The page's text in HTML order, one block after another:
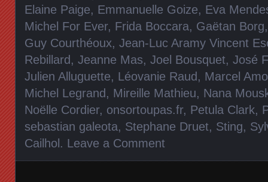
Elaine Paige, Emmanuelle Goize, Eva
Michel For Ever, Frida Boccara, Gaëtan Borg
Guy Courthéoux, Jean-Luc Aramy Vincent
Rebillard, Jeanne Mas, Joel Bousquet, José
Julien Alluguette, Léovanie Raud, Marcel
Michel Legrand, Mireille Mathieu, Nana
Noëlle Cordier, onsortoupas.fr, Petula Clark,
sebastian galeota, Stephane Druet, Sting,
Cailhol. Leave a Comment